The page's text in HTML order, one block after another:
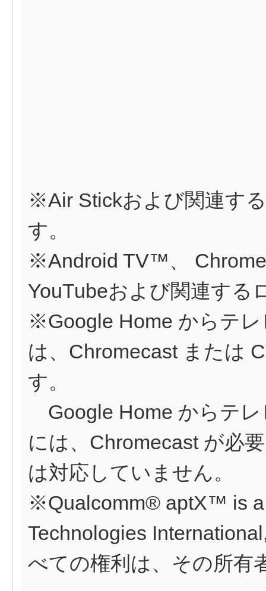
※Air Stickおよび関連す
す。
※Android TV™、
YouTubeおよび関連する
※Google Home からテ
は、Chromecast または
す。
Google Home からテ
には、Chromecast が必
は対応していません。
※Qualcomm® aptX™ is a
Technologies
べての権利は、その所有